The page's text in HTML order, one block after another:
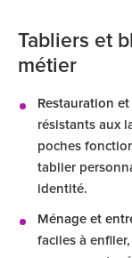
Tabliers et
métier
Restauration
résistants aux
poches
tablier
identité.
Ménage et
faciles à